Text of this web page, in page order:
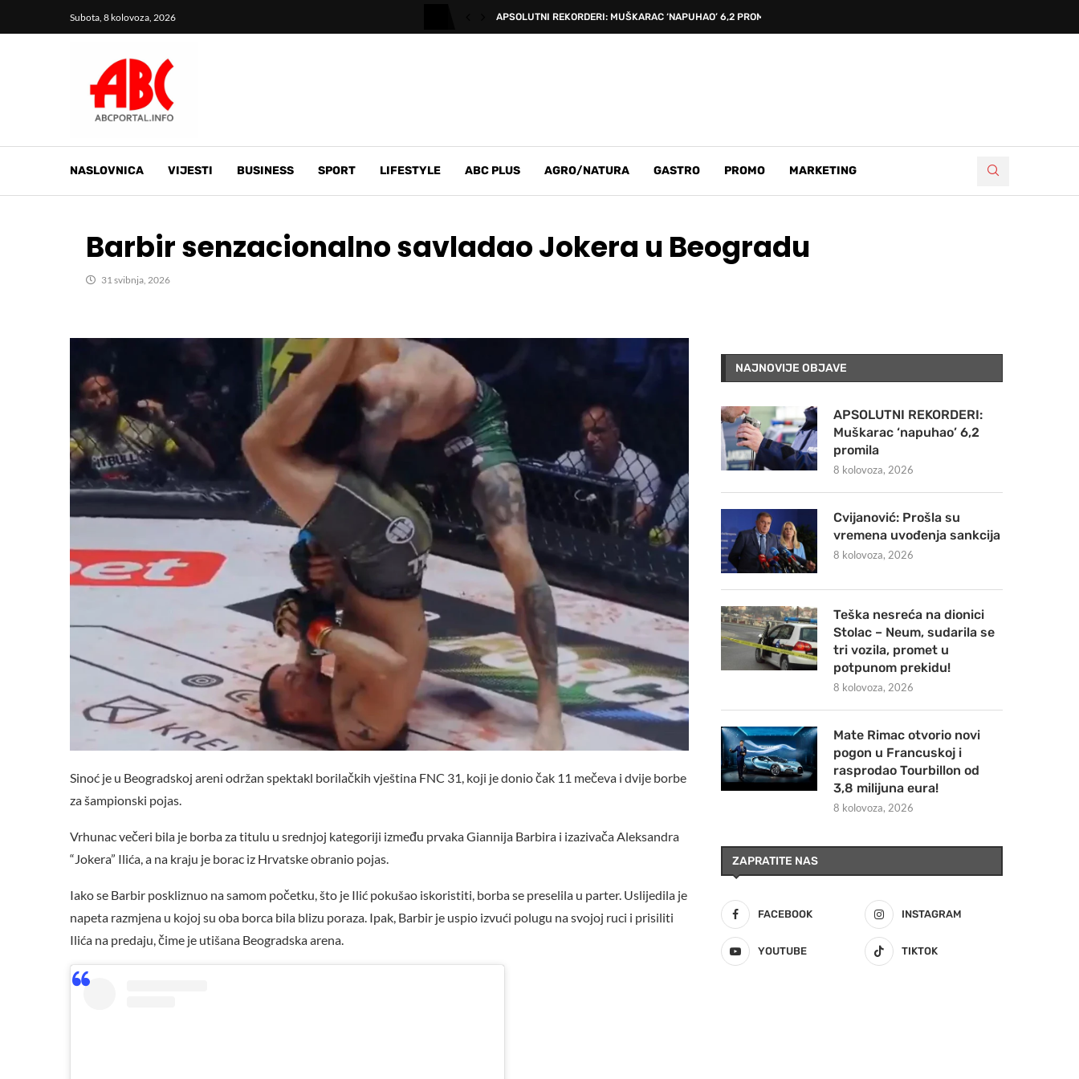
Subota, 8 kolovoza, 2026 APSOLUTNI REKORDERI: MUŠKARAC ‘NAPUHAO’ 6,2 PROMILA
NASLOVNICA VIJESTI BUSINESS SPORT LIFESTYLE ABC PLUS AGRO/NATURA GASTRO PROMO MARKETING
Barbir senzacionalno savladao Jokera u Beogradu
31 svibnja, 2026
Sinoć je u Beogradskoj areni održan spektakl borilačkih vještina FNC 31, koji je donio čak 11 mečeva i dvije borbe
za šampionski pojas.
Vrhunac večeri bila je borba za titulu u srednjoj kategoriji između prvaka Giannija Barbira i izazivača Aleksandra
“Jokera” Ilića, a na kraju je borac iz Hrvatske obranio pojas.
Iako se Barbir poskliznuo na samom početku, što je Ilić pokušao iskoristiti, borba se preselila u parter. Uslijedila je
napeta razmjena u kojoj su oba borca ​​bila blizu poraza. Ipak, Barbir je uspio izvući polugu na svojoj ruci i prisiliti
Ilića na predaju, čime je utišana Beogradska arena.
NAJNOVIJE OBJAVE
APSOLUTNI REKORDERI:
Muškarac ‘napuhao’ 6,2
promila
8 kolovoza, 2026
Cvijanović: Prošla su
vremena uvođenja sankcija
8 kolovoza, 2026
Teška nesreća na dionici
Stolac – Neum, sudarila se
tri vozila, promet u
potpunom prekidu!
8 kolovoza, 2026
Mate Rimac otvorio novi
pogon u Francuskoj i
rasprodao Tourbillon od
3,8 milijuna eura!
8 kolovoza, 2026
ZAPRATITE NAS
FACEBOOK INSTAGRAM
YOUTUBE TIKTOK